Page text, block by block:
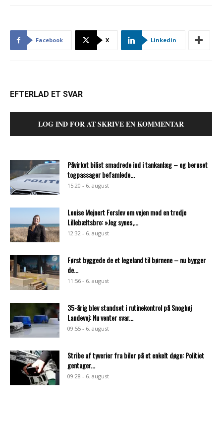
Facebook X Linkedin
EFTERLAD ET SVAR
LOG IND FOR AT SKRIVE EN KOMMENTAR
Påvirket bilist smadrede ind i tankanlæg – og beruset
togpassager befamlede...
15:20 - 6. august
Louise Mejnert Ferslev om vejen mod en tredje
Lillebæltsbro: »Jeg synes,...
12:32 - 6. august
Først byggede de et legeland til børnene – nu bygger
de...
11:56 - 6. august
35-årig blev standset i rutinekontrol på Snoghøj
Landevej: Nu venter svar...
09:55 - 6. august
Stribe af tyverier fra biler på et enkelt døgn: Politiet
gentager...
09:28 - 6. august